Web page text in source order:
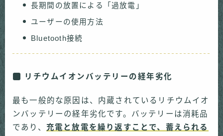
長期間の放置による「過放電」
ユーザーの使用方法
Bluetooth接続
リチウムイオンバッテリーの経年劣化
最も一般的な原因は、内蔵されているリチウムイオ
ンバッテリーの経年劣化です。バッテリーは消耗品
であり、 充電と放電を繰り返すことで、蓄えられる